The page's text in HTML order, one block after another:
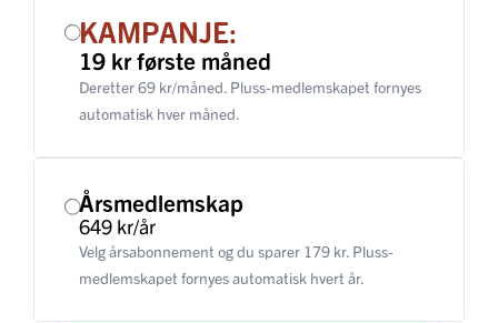
KAMPANJE:
19 kr første måned
Deretter 69 kr/måned. Pluss-medlemskapet fornyes
automatisk hver måned.
Årsmedlemskap
649 kr/år
Velg årsabonnement og du sparer 179 kr. Pluss-
medlemskapet fornyes automatisk hvert år.